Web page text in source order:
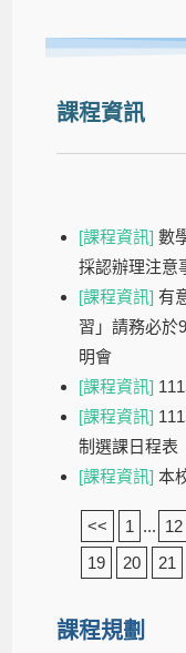
課程資訊
[課程資訊]數
採認辦理注意
[課程資訊]有
習」請務必於
明會
[課程資訊]
[課程資訊]
制選課日程表
[課程資訊]本
<< 1 ... 12
19
20 21
課程規劃